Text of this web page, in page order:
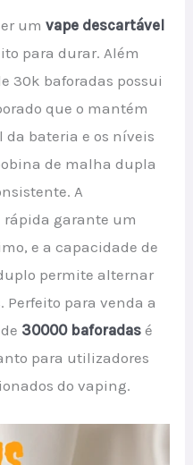
umvape descartável
para durar. Além
30k baforadas possui
que o mantém
bateria e os níveis
de malha dupla
A
garante um
e a capacidade de
permite alternar
Perfeito para venda a
30000 baforadas é
para utilizadores
do vaping.